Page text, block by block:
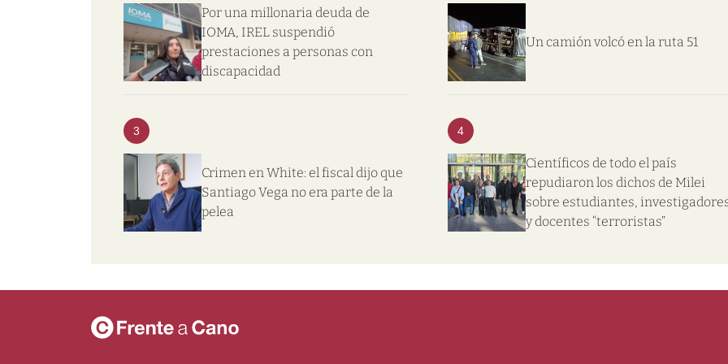
Por una millonaria deuda de
IOMA, IREL suspendió
prestaciones a personas con
discapacidad
Un camión volcó en la ruta 51
3
Crimen en White: el fiscal dijo que
Santiago Vega no era parte de la
pelea
4
Científicos de todo el país
repudiaron los dichos de Milei
sobre estudiantes,
y docentes “terroristas”